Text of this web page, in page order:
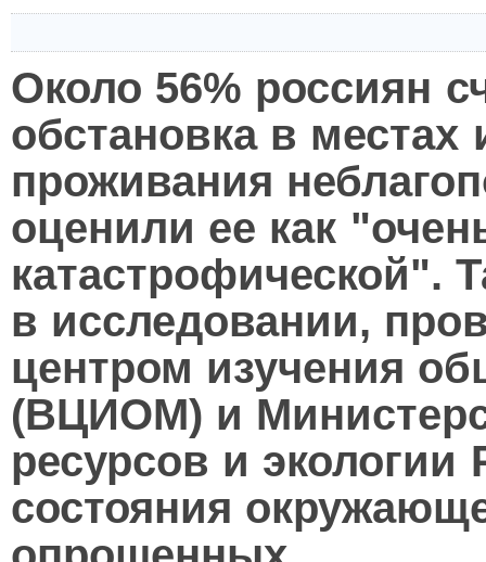
Около 56% россиян
обстановка в местах
проживания
оценили ее как
катастрофической".
в исследовании,
центром изучения
(ВЦИОМ) и
ресурсов и
состояния